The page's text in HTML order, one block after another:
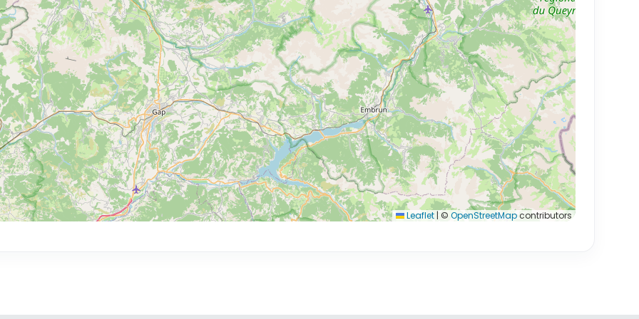
Leaflet | © OpenStreetMapcontributors